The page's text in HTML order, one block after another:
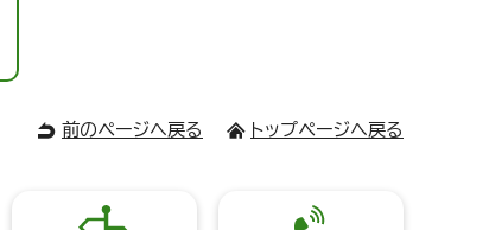
前のページへ戻る トップページへ戻る